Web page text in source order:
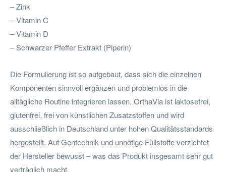
– Zink
– Vitamin C
– Vitamin D
– Schwarzer Pfeffer Extrakt (Piperin)
Die Formulierung ist so aufgebaut, dass sich die einzelnen
Komponenten sinnvoll ergänzen und problemlos in die
alltägliche Routine integrieren lassen. OrthaVia ist laktosefrei,
glutenfrei, frei von künstlichen Zusatzstoffen und wird
ausschließlich in Deutschland unter hohen Qualitätsstandards
hergestellt. Auf Gentechnik und unnötige Füllstoffe verzichtet
der Hersteller bewusst – was das Produkt insgesamt sehr gut
verträglich macht.